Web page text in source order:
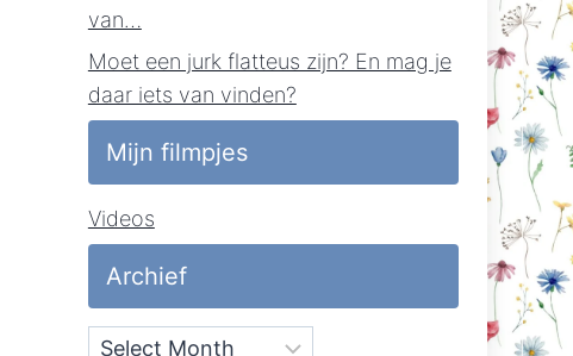
van…
Moet een jurk flatteus zijn? En mag je
daar iets van vinden?
Mijn filmpjes
Videos
Archief
Archief